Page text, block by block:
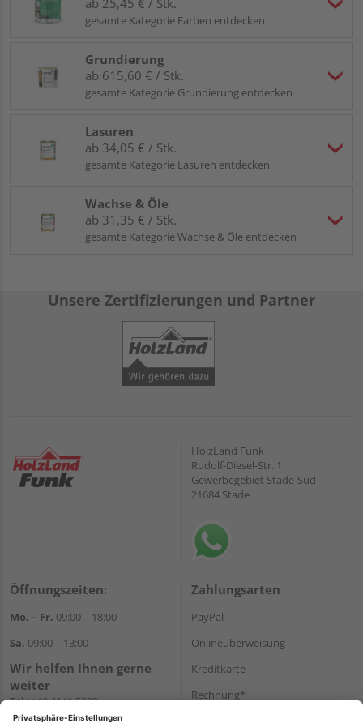
gesamte Kategorie Farben entdecken
Grundierung
ab 615,60 € / Stk.
gesamte Kategorie Grundierung entdecken
Lasuren
ab 34,05 € / Stk.
gesamte Kategorie Lasuren entdecken
Wachse & Öle
ab 31,35 € / Stk.
gesamte Kategorie Wachse & Öle entdecken
Unsere Zertifizierungen und Partner
HolzLand Funk
Rudolf-Diesel-Str. 1
Gewerbegebiet Stade-Süd
21684 Stade
Öffnungszeiten:
Mo. – Fr. 09:00 – 18:00
Sa. 09:00 – 13:00
Wir helfen Ihnen gerne
weiter
Tel.:+49 4141 5380
E-Mail:shop@holzland-funk.de
Zahlungsarten
PayPal
Onlineüberweisung
Kreditkarte
Rechnung*